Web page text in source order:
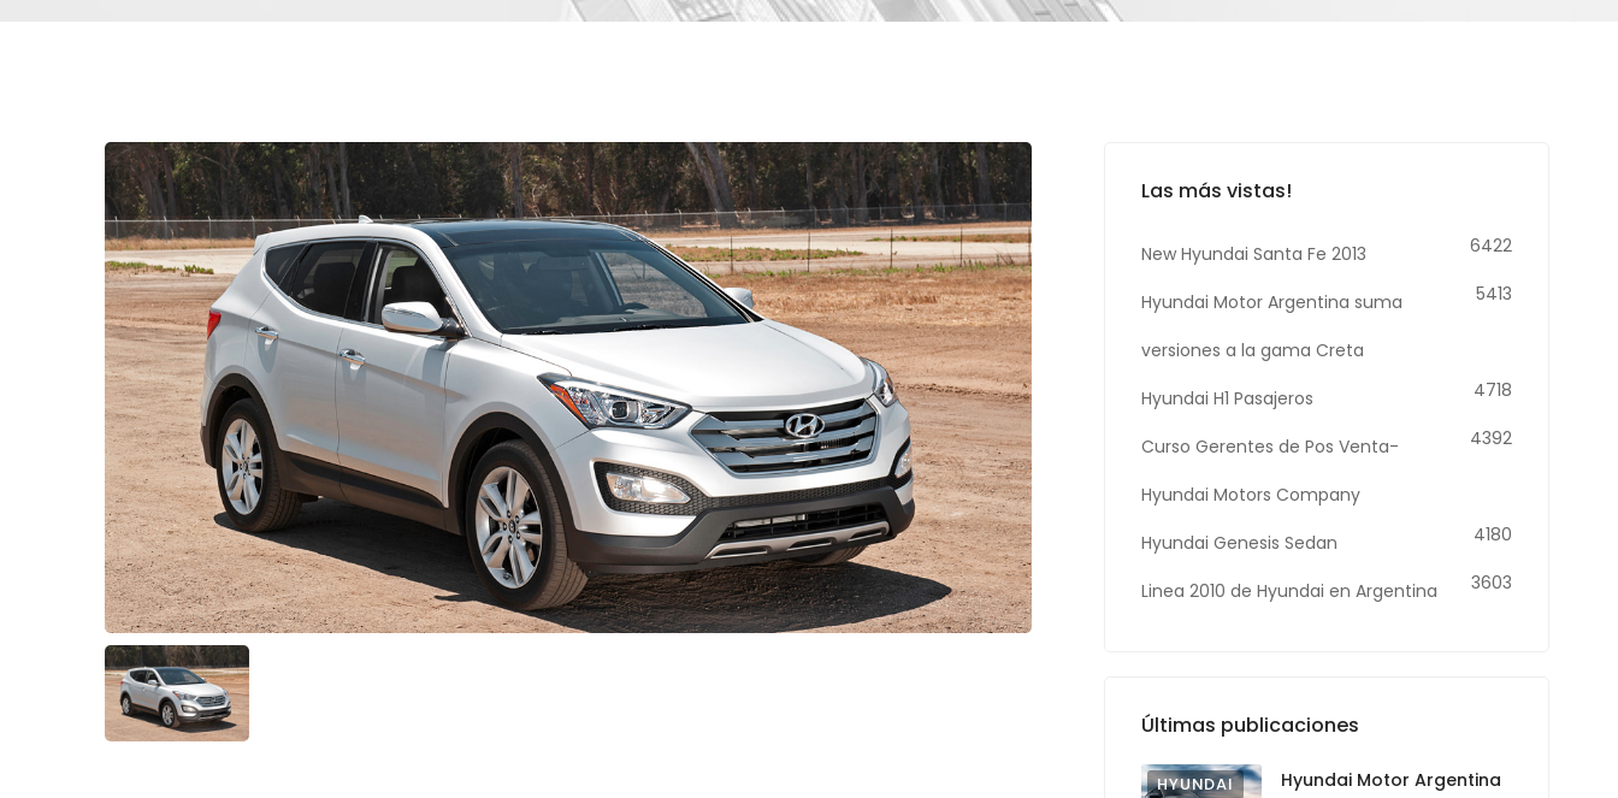
Las más vistas!
New Hyundai Santa Fe 2013 6422
Hyundai Motor Argentina suma
versiones a la gama Creta
5413
Hyundai H1 Pasajeros 4718
Curso Gerentes de Pos Venta-
Hyundai Motors Company
4392
Hyundai Genesis Sedan 4180
Linea 2010 de Hyundai en Argentina 3603
Últimas publicaciones
HYUNDAI
Hyundai Motor Argentina